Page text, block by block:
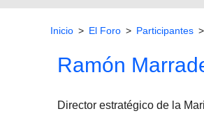
Inicio El Foro Participantes
Ramón
Director estratégico de la